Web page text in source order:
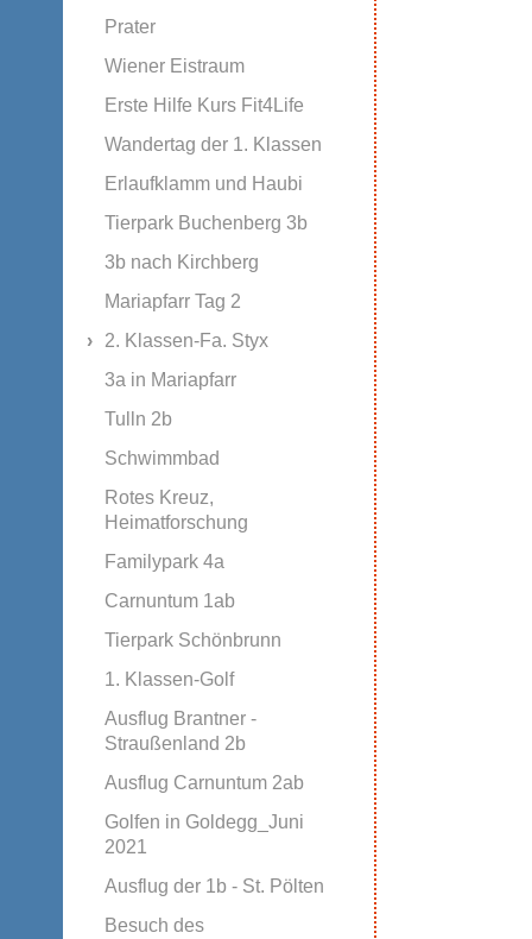
Prater
Wiener Eistraum
Erste Hilfe Kurs Fit4Life
Wandertag der 1. Klassen
Erlaufklamm und Haubi
Tierpark Buchenberg 3b
3b nach Kirchberg
Mariapfarr Tag 2
2. Klassen-Fa. Styx
3a in Mariapfarr
Tulln 2b
Schwimmbad
Rotes Kreuz,
Heimatforschung
Familypark 4a
Carnuntum 1ab
Tierpark Schönbrunn
1. Klassen-Golf
Ausflug Brantner -
Straußenland 2b
Ausflug Carnuntum 2ab
Golfen in Goldegg_Juni
2021
Ausflug der 1b - St. Pölten
Besuch des